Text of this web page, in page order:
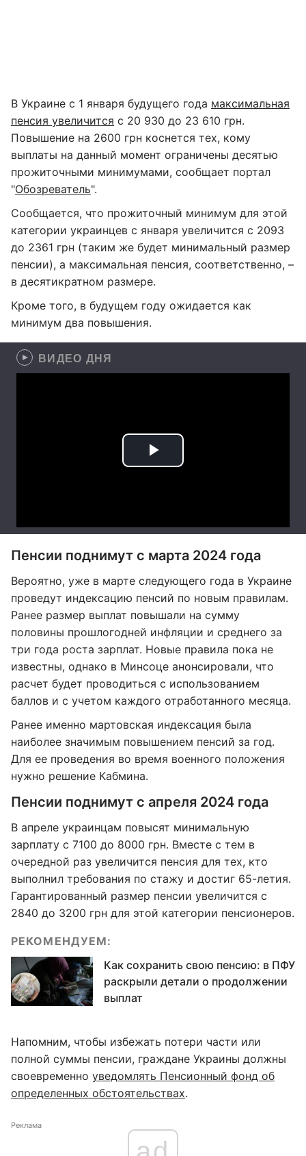
В Украине с 1 января будущего года максимальная
пенсия увеличится с 20 930 до 23 610 грн.
Повышение на 2600 грн коснется тех, кому
выплаты на данный момент ограничены десятью
прожиточными минимумами, сообщает портал
"Обозреватель".
Сообщается, что прожиточный минимум для этой
категории украинцев с января увеличится с 2093
до 2361 грн (таким же будет минимальный размер
пенсии), а максимальная пенсия, соответственно, –
в десятикратном размере.
Кроме того, в будущем году ожидается как
минимум два повышения.
ВИДЕО ДНЯ
Пенсии поднимут с марта 2024 года
Вероятно, уже в марте следующего года в Украине
проведут индексацию пенсий по новым правилам.
Ранее размер выплат повышали на сумму
половины прошлогодней инфляции и среднего за
три года роста зарплат. Новые правила пока не
известны, однако в Минсоце анонсировали, что
расчет будет проводиться с использованием
баллов и с учетом каждого отработанного месяца.
Ранее именно мартовская индексация была
наиболее значимым повышением пенсий за год.
Для ее проведения во время военного положения
нужно решение Кабмина.
Пенсии поднимут с апреля 2024 года
В апреле украинцам повысят минимальную
зарплату с 7100 до 8000 грн. Вместе с тем в
очередной раз увеличится пенсия для тех, кто
выполнил требования по стажу и достиг 65-летия.
Гарантированный размер пенсии увеличится с
2840 до 3200 грн для этой категории пенсионеров.
РЕКОМЕНДУЕМ:
Как сохранить свою пенсию: в ПФУ
раскрыли детали о продолжении
выплат
Напомним, чтобы избежать потери части или
полной суммы пенсии, граждане Украины должны
своевременно уведомлять Пенсионный фонд об
определенных обстоятельствах.
Реклама